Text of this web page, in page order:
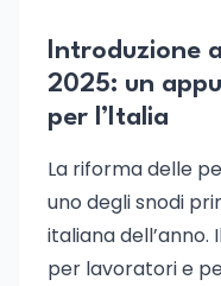
Introduzione
2025: un
per l’Italia
La riforma delle
uno degli snodi
italiana
per lavoratori e